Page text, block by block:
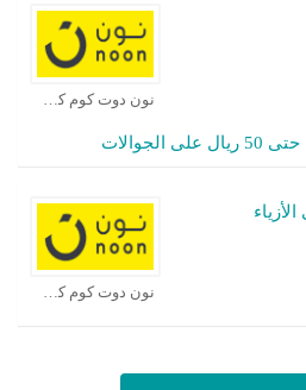
نون دوت كوم كوبون
نون دوت كوم كوبون